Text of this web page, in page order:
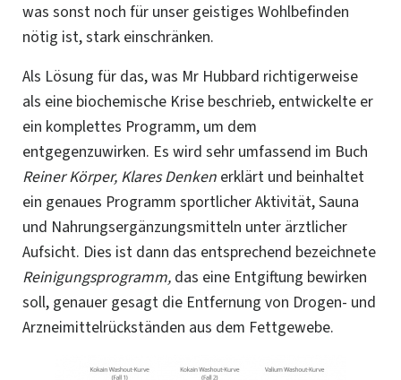
was sonst noch für unser geistiges Wohlbefinden
nötig ist, stark einschränken.
Als Lösung für das, was Mr Hubbard richtigerweise
als eine biochemische Krise beschrieb, entwickelte er
ein komplettes Programm, um dem
entgegenzuwirken. Es wird sehr umfassend im Buch
Reiner Körper, Klares Denken erklärt und beinhaltet
ein genaues Programm sportlicher Aktivität, Sauna
und Nahrungsergänzungsmitteln unter ärztlicher
Aufsicht. Dies ist dann das entsprechend bezeichnete
Reinigungsprogramm, das eine Entgiftung bewirken
soll, genauer gesagt die Entfernung von Drogen- und
Arzneimittelrückständen aus dem Fettgewebe.